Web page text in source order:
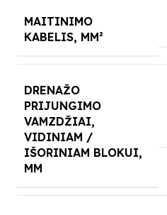
MAITINIMO
KABELIS, MM²
DRENAŽO
PRIJUNGIMO
VAMZDŽIAI,
VIDINIAM /
IŠORINIAM BLOKUI,
MM